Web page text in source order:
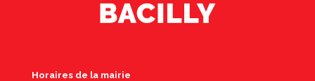
Horaires de la mairie